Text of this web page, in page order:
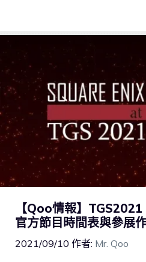
【Qoo情報】
官方節目時間表與參展
2021/09/10 作者: Mr. Qoo